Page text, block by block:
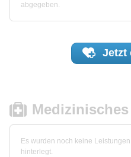
abgegeben.
Jetzt
Es wurden noch keine
hinterlegt.